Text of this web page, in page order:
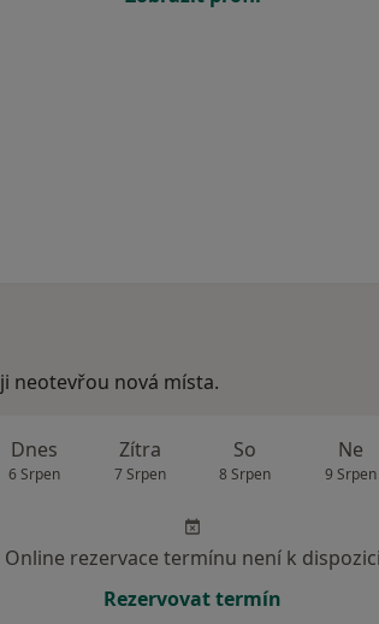
neotevřou nová místa.
Dnes
6 Srpen
Zítra
7 Srpen
So
8 Srpen
Ne
9 Srpen
Online rezervace termínu není k dispozici
Rezervovat termín